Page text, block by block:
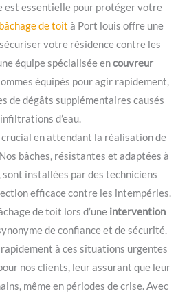
est essentielle pour protéger votre
bâchage de toit à Port louis offre une
votre résidence contre les
équipe spécialisée encouvreur
équipés pour agir rapidement,
de dégâts supplémentaires causés
d’eau.
en attendant la réalisation de
bâches, résistantes et adaptées à
installées par des techniciens
efficace contre les intempéries.
de toit lors d’une intervention
de confiance et de sécurité.
à ces situations urgentes
nos clients, leur assurant que leur
même en périodes de crise. Avec